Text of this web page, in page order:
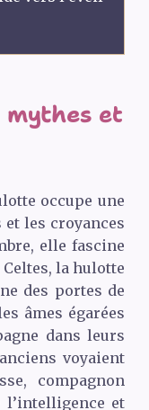
et
occupe une
les croyances
elle fascine
Celtes, la hulotte
des portes de
âmes égarées
dans leurs
voyaient
compagnon
l’intelligence et